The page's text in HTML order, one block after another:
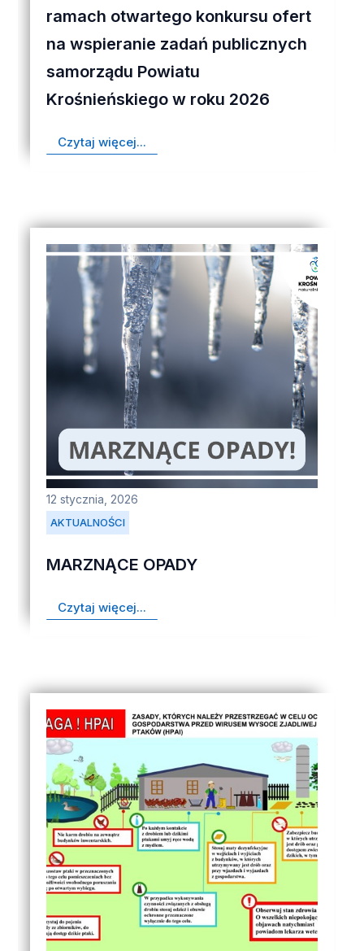
ramach otwartego konkursu ofert
na wspieranie zadań publicznych
samorządu Powiatu
Krośnieńskiego w roku 2026
Czytaj więcej...
AKTUALNOŚCI
12 stycznia, 2026
MARZNĄCE OPADY
Czytaj więcej...